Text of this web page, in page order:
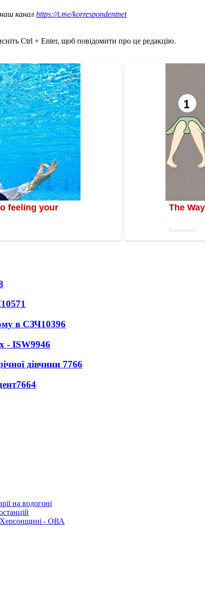
канал https://t.me/korrespondentnet
Ctrl + Enter, щоб повідомити про це редакцію.
10571
в СЗЧ10396
- ISW9946
дівчини 7766
7664
на водогоні
Херсонщині - ОВА